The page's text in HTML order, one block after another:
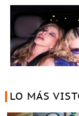
LO MÁS